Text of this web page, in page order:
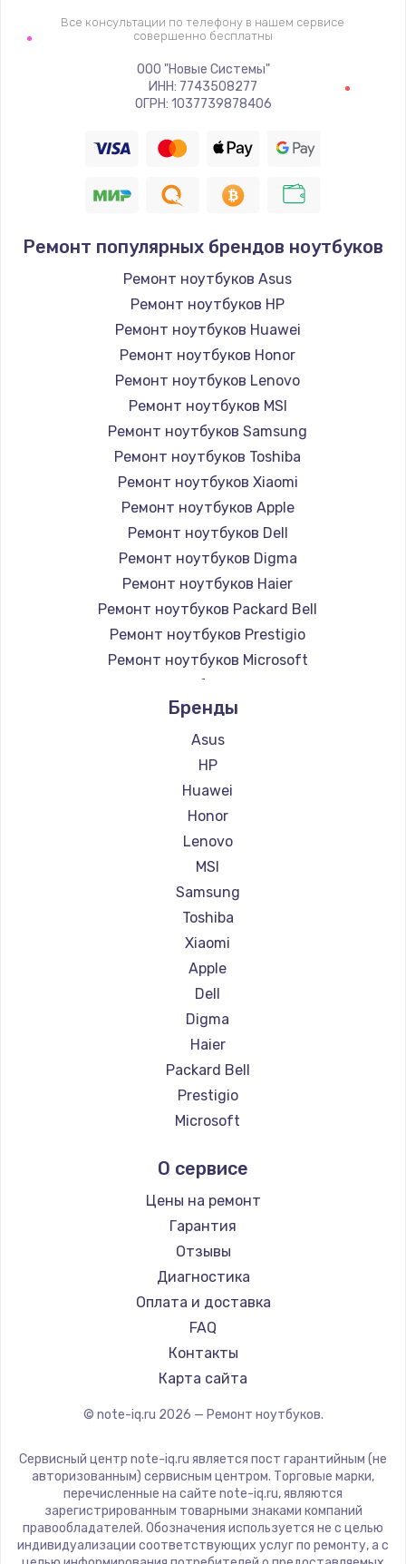
Все консультации по телефону в нашем сервисе
совершенно бесплатны
ООО "Новые Системы"
ИНН: 7743508277
ОГРН: 1037739878406
Ремонт популярных брендов ноутбуков
Ремонт ноутбуков Asus
Ремонт ноутбуков HP
Ремонт ноутбуков Huawei
Ремонт ноутбуков Honor
Ремонт ноутбуков Lenovo
Ремонт ноутбуков MSI
Ремонт ноутбуков Samsung
Ремонт ноутбуков Toshiba
Ремонт ноутбуков Xiaomi
Ремонт ноутбуков Apple
Ремонт ноутбуков Dell
Ремонт ноутбуков Digma
Ремонт ноутбуков Haier
Ремонт ноутбуков Packard Bell
Ремонт ноутбуков Prestigio
Ремонт ноутбуков Microsoft
Ремонт ноутбуков Alienware
Ремонт ноутбуков Aquarius
Ремонт ноутбуков Gigabyte
Ремонт ноутбуков Aorus
Ремонт ноутбуков Maibenben
Ремонт ноутбуков Getac
Ремонт ноутбуков Epson
Ремонт ноутбуков Philips
Ремонт ноутбуков LG
Ремонт ноутбуков Panasonic
Ремонт ноутбуков Irbis
Ремонт ноутбуков Thunderobot
Ремонт ноутбуков Hasee
Ремонт ноутбуков ZTE
Ремонт ноутбуков Hiper
Ремонт ноутбуков Evga
Ремонт ноутбуков Google
Ремонт ноутбуков Echips
Ремонт ноутбуков Predator
Ремонт ноутбуков iru
Ремонт ноутбуков Machenike
Ремонт ноутбуков DEXP
Ремонт ноутбуков Teclast
Ремонт ноутбуков CHUWI
Ремонт ноутбуков Colorful
Бренды
Asus
HP
Huawei
Honor
Lenovo
MSI
Samsung
Toshiba
Xiaomi
Apple
Dell
Digma
Haier
Packard Bell
Prestigio
Microsoft
Aquarius
Gigabyte
Aorus
Maibenben
Getac
Epson
Philips
LG
Panasonic
ZTE
Hiper
Evga
Google
О сервисе
Цены на ремонт
Гарантия
Отзывы
Диагностика
Оплата и доставка
FAQ
Контакты
Карта сайта
© note-iq.ru 2026 — Ремонт ноутбуков.
Сервисный центр note-iq.ru является пост гарантийным (не
авторизованным) сервисным центром. Торговые марки,
перечисленные на сайте note-iq.ru, являются
зарегистрированным товарными знаками компаний
правообладателей. Обозначения используется не с целью
индивидуализации соответствующих услуг по ремонту, а с